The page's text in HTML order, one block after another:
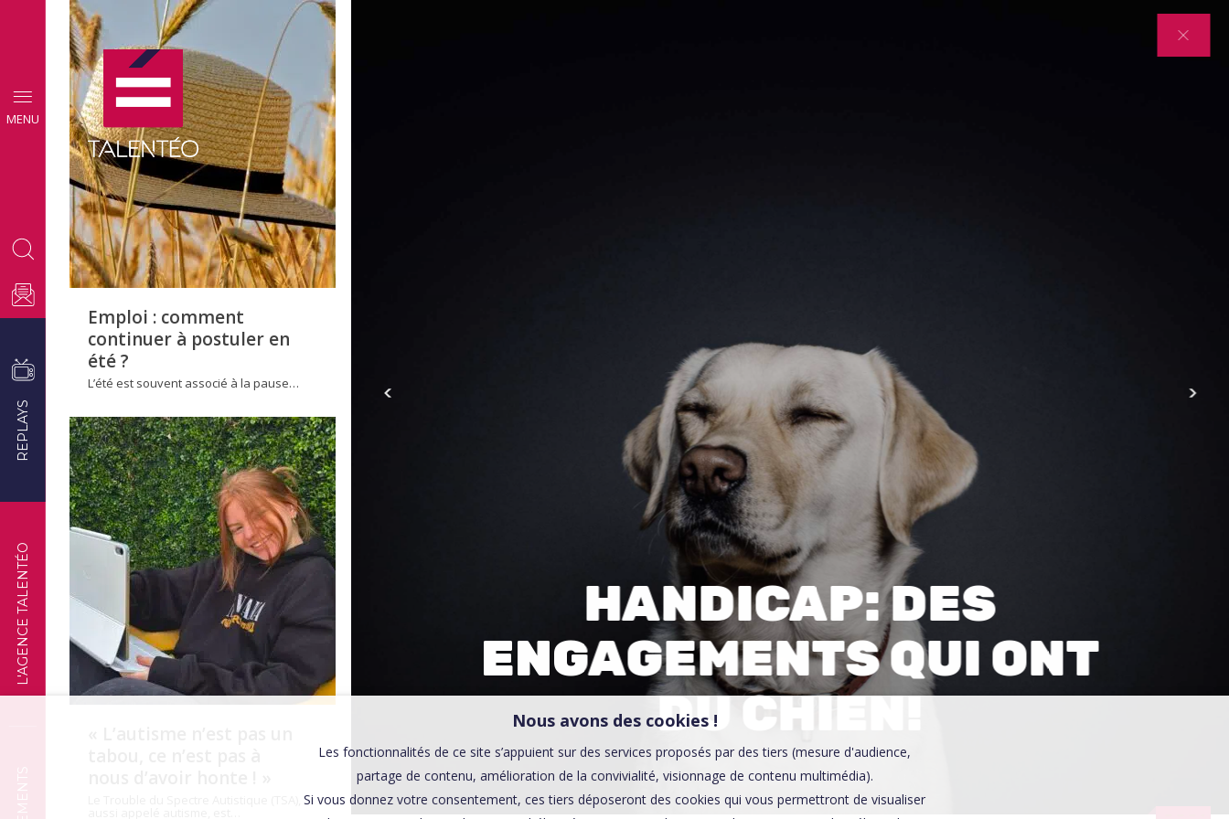
MENU
L'AGENCE TALENTÉO
REPLAYS
CONSEILS
EMPLOI
Emploi : comment
continuer à postuler en
été ?
L’été est souvent associé à la pause…
TÉMOIGNAGES
HANDICAP: DES
ENGAGEMENTS QUI ONT
DU CHIEN!
00:00
Nous avons des cookies !
Les fonctionnalités de ce site s’appuient sur des services proposés par des tiers (mesure d'audience,
partage de contenu, amélioration de la convivialité, visionnage de contenu multimédia).
Si vous donnez votre consentement, ces tiers déposeront des cookies qui vous permettront de visualiser